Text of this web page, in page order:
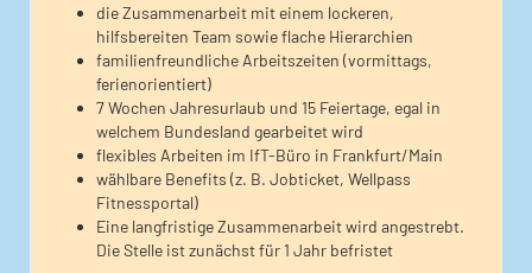
die Zusammenarbeit mit einem lockeren,
hilfsbereiten Team sowie flache Hierarchien
familienfreundliche Arbeitszeiten (vormittags,
ferienorientiert)
7 Wochen Jahresurlaub und 15 Feiertage, egal in
welchem Bundesland gearbeitet wird
flexibles Arbeiten im IfT-Büro in Frankfurt/Main
wählbare Benefits (z. B. Jobticket, Wellpass
Fitnessportal)
Eine langfristige Zusammenarbeit wird angestrebt.
Die Stelle ist zunächst für 1 Jahr befristet